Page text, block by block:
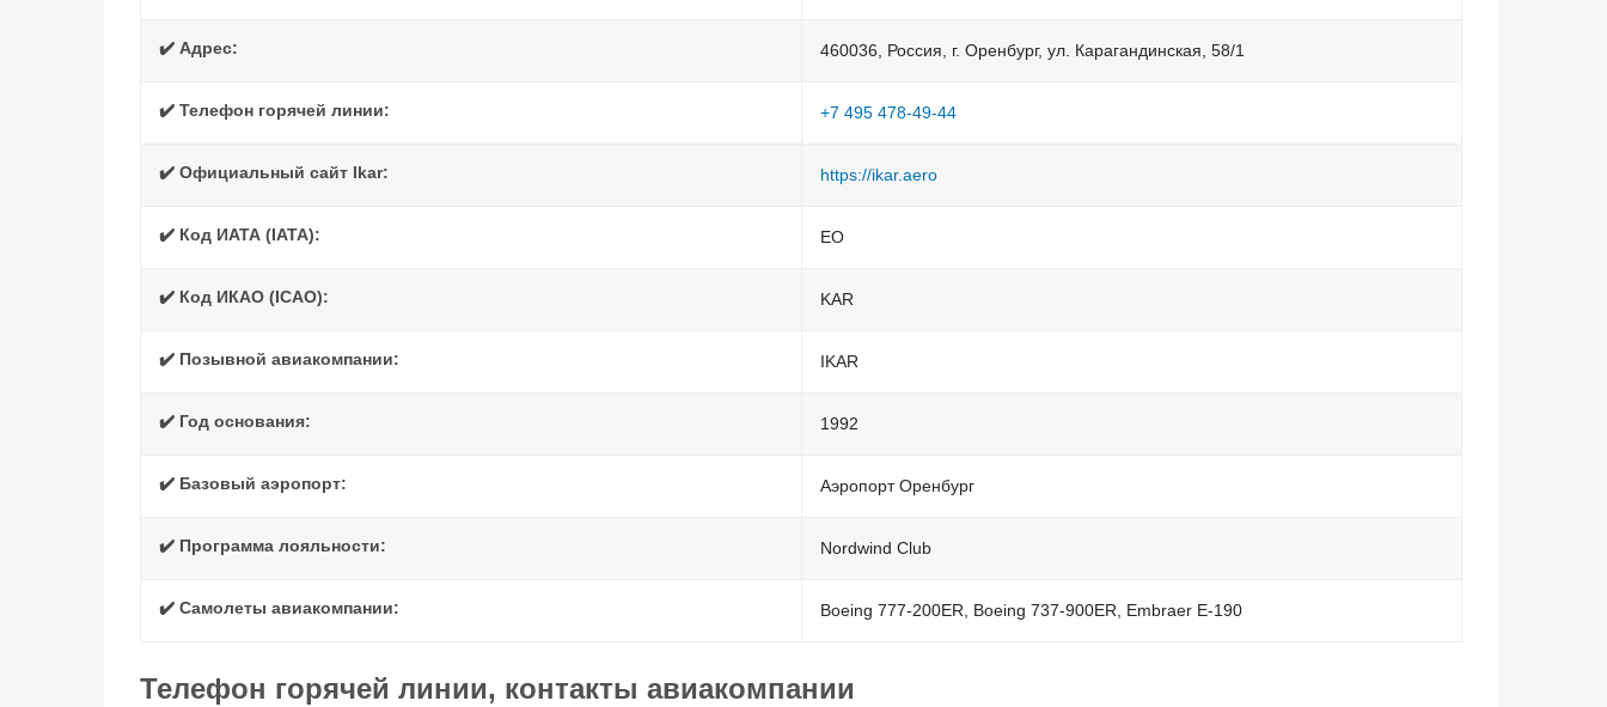
✔️ Адрес: 460036, Россия, г. Оренбург, ул. Карагандинская, 58/1
✔️ Телефон горячей линии: +7 495 478-49-44
✔️ Официальный сайт Ikar: https://ikar.aero
✔️ Код ИАТА (IATA): EO
✔️ Код ИКАО (ICAO): KAR
✔️ Позывной авиакомпании: IKAR
✔️ Год основания: 1992
✔️ Базовый аэропорт: Аэропорт Оренбург
✔️ Программа лояльности: Nordwind Club
✔️ Самолеты авиакомпании: Boeing 777-200ER, Boeing 737-900ER, Embraer E-190
Телефон горячей линии, контакты авиакомпании